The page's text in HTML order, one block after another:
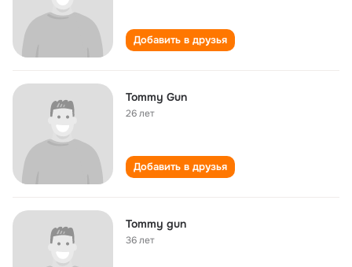
Добавить в друзья
Tommy Gun
26 лет
Добавить в друзья
Tommy gun
36 лет